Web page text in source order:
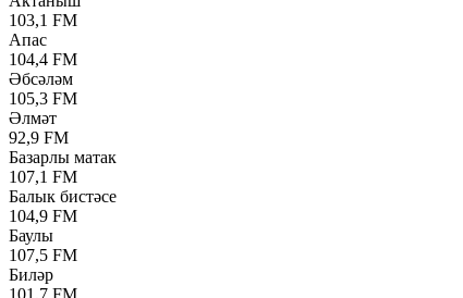
103,1 FM
Апас
104,4 FM
Әбсәләм
105,3 FM
Әлмәт
92,9 FM
Базарлы матак
107,1 FM
Балык бистәсе
104,9 FM
Баулы
107,5 FM
Биләр
101,7 FM